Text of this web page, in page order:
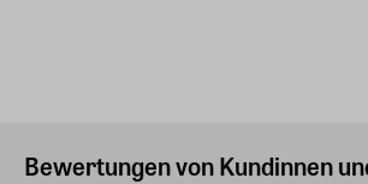
Bewertungen von Kundinnen